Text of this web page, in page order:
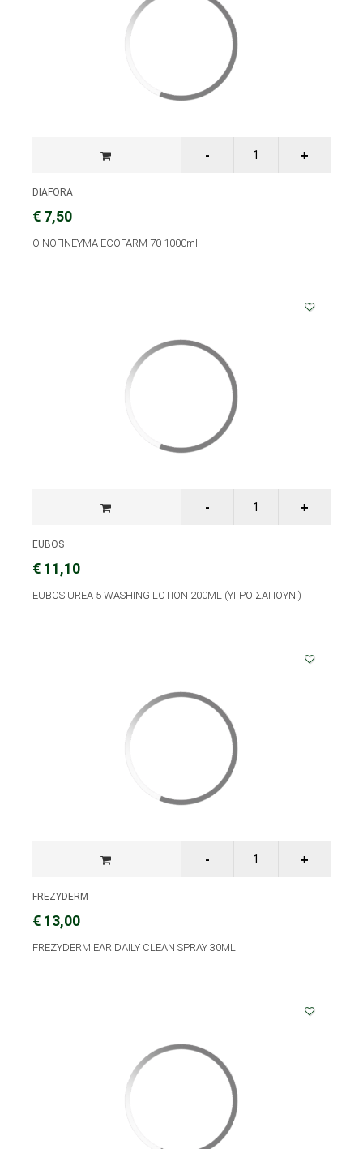
DIAFORA
€ 7,50
ΟΙΝΟΠΝΕΥΜΑ ECOFARM 70 1000ml
EUBOS
€ 11,10
EUBOS UREA 5 WASHING LOTION 200ML (ΥΓΡΟ ΣΑΠΟΥΝΙ)
FREZYDERM
€ 13,00
FREZYDERM EAR DAILY CLEAN SPRAY 30ML